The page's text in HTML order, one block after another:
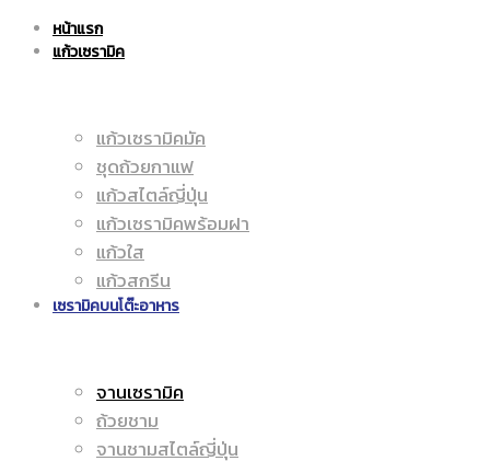
ราคา
|
แก้ว
เซรามิค
ราคา
หน้าแรก
แก้วเซรามิค
แก้วเซรามิคมัค
ชุดถ้วยกาแฟ
แก้วสไตล์ญี่ปุ่น
แก้วเซรามิคพร้อมฝา
แก้วใส
แก้วสกรีน
เซรามิคบนโต๊ะอาหาร
จานเซรามิค
ถ้วยชาม
จานชามสไตล์ญี่ปุ่น